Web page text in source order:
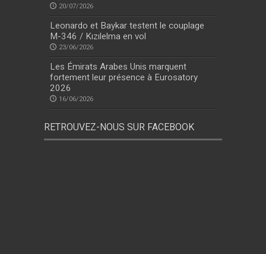
20/07/2026
Leonardo et Baykar testent le couplage
M-346 / Kızılelma en vol
23/06/2026
Les Émirats Arabes Unis marquent
fortement leur présence à Eurosatory
2026
16/06/2026
RETROUVEZ-NOUS SUR FACEBOOK